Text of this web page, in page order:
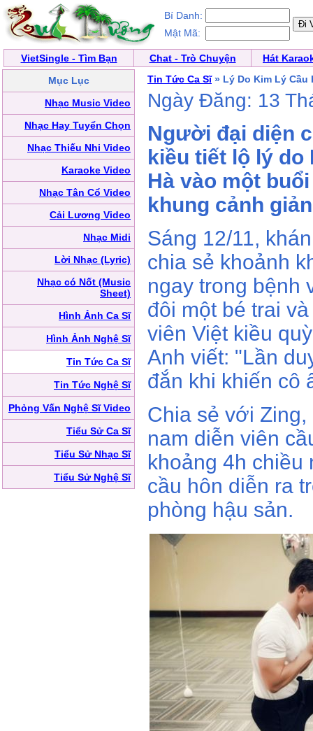
Bí Danh:
Mật Mã:
VietSingle - Tìm Bạn Chat - Trò Chuyện
Hát
Mục Lục
Nhạc Music Video
Nhạc Hay Tuyển Chọn
Nhạc Thiếu Nhi Video
Karaoke Video
Nhạc Tân Cổ Video
Cải Lương Video
Nhạc Midi
Lời Nhạc (Lyric)
Nhạc có Nốt (Music
Sheet)
Hình Ảnh Ca Sĩ
Hình Ảnh Nghệ Sĩ
Tin Tức Ca Sĩ
Tin Tức Nghệ Sĩ
Phỏng Vấn Nghệ Sĩ Video
Tiểu Sử Ca Sĩ
Tiểu Sử Nhạc Sĩ
Tiểu Sử Nghệ Sĩ
Tin Tức Ca Sĩ» Lý Do Kim Lý Cầu
Ngày Đăng: 13
Người đại diện
kiều tiết lộ lý do
Hà vào một
khung cảnh
Sáng 12/11,
chia sẻ khoảnh
ngay trong bệnh
đôi một bé trai
viên Việt kiều
Anh viết: "Lần
đắn khi khiến cô
Chia sẻ với
nam diễn viên
khoảng 4h chiều
cầu hôn diễn ra
phòng hậu sản.